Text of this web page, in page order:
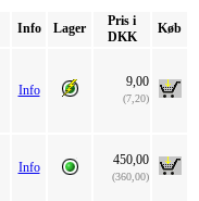
Info Lager
Pris i
DKK
Køb
Info
9,00
(7,20)
Info 450,00
(360,00)